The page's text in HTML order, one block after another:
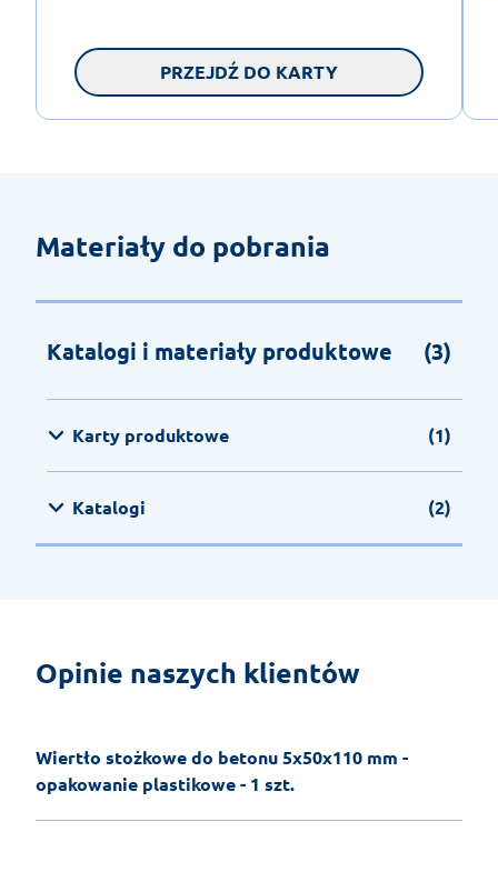
PRZEJDŹ DO KARTY
Materiały do pobrania
Katalogi i materiały produktowe (3)
Karty produktowe (1)
Katalogi (2)
Opinie naszych klientów
Wiertło stożkowe do betonu 5x50x110 mm -
opakowanie plastikowe - 1 szt.